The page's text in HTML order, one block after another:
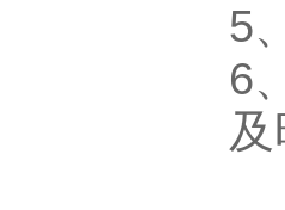
5
6